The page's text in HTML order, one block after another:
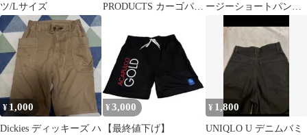
ツ/Lサイズ
PRODUCTS カーゴパン
ージーショートパンツ
¥ 1,000
Dickies ディッキーズ ハ
¥ 3,000
【最終値下げ】
¥ 1,800
UNIQLO U デニムバミ